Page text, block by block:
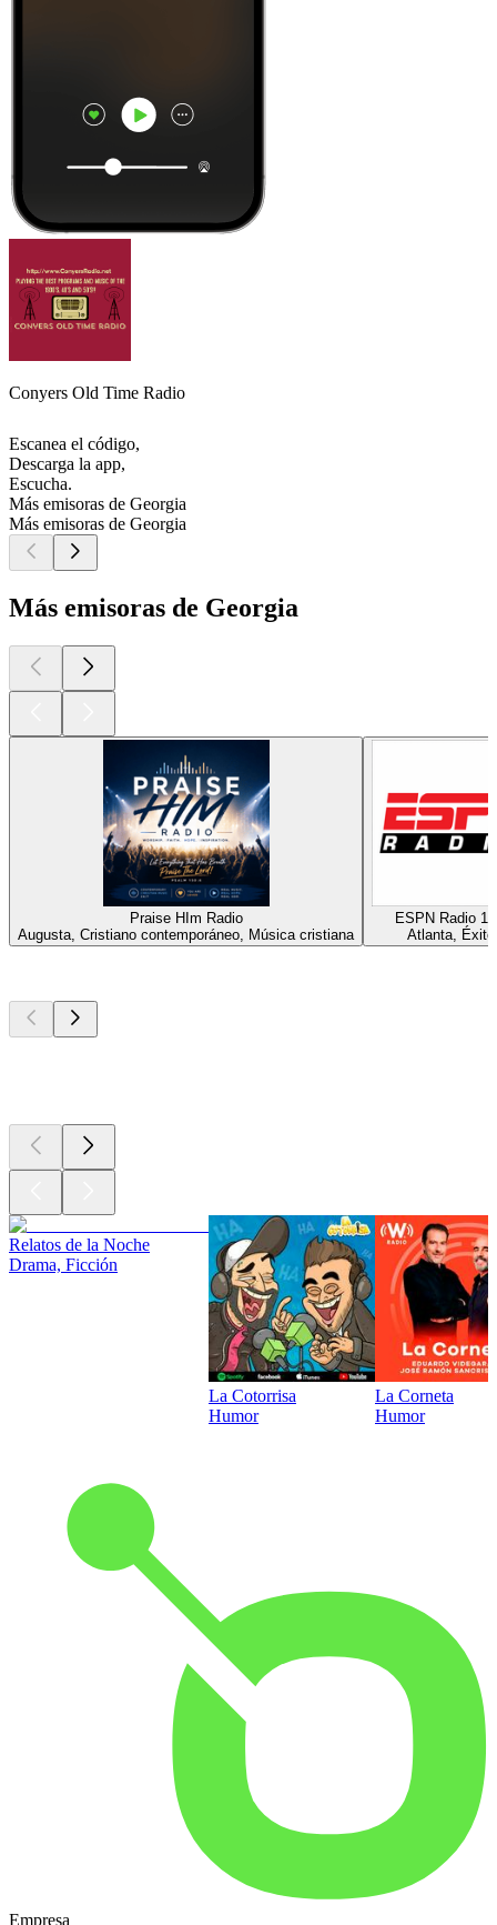
Conyers Old Time Radio
Escanea el código,
Descarga la app,
Escucha.
Más emisoras de Georgia
Más emisoras de Georgia
Más emisoras de Georgia
Praise HIm Radio
Augusta, Cristiano contemporáneo, Música cristiana
ESPN Radio
Atlanta,
Relatos de la Noche
Drama, Ficción
La Cotorrisa
Humor
La Corneta
Humor
Empresa